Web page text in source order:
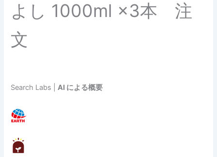
よし 1000ml ×3本 注
文
Search Labs |AI による概要